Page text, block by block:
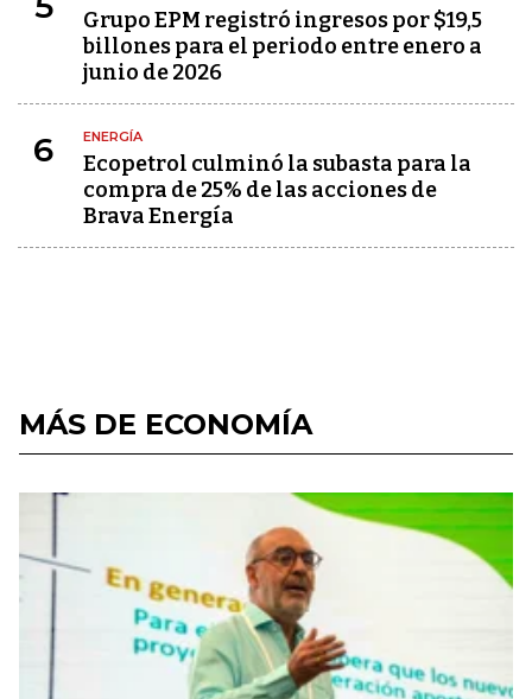
Grupo EPM registró ingresos por $19,5
billones para el periodo entre enero a
junio de 2026
6 ENERGÍA
Ecopetrol culminó la subasta para la
compra de 25% de las acciones de
Brava Energía
MÁS DE ECONOMÍA